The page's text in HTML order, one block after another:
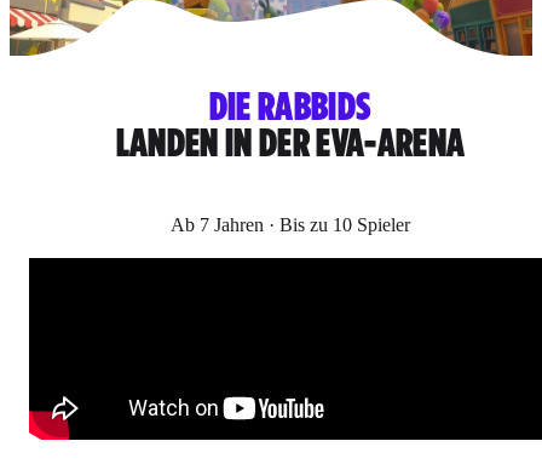
DIE RABBIDS
LANDEN IN DER EVA-ARENA
Ab 7 Jahren · Bis zu 10 Spieler